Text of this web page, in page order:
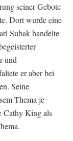
seiner Gebote
Dort wurde eine
Subak handelte
und
er aber bei
Seine
Thema je
Cathy King als